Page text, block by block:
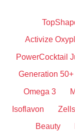
Activize
PowerCocktail
Generation 50+
Omega 3
Isoflavon
Beauty